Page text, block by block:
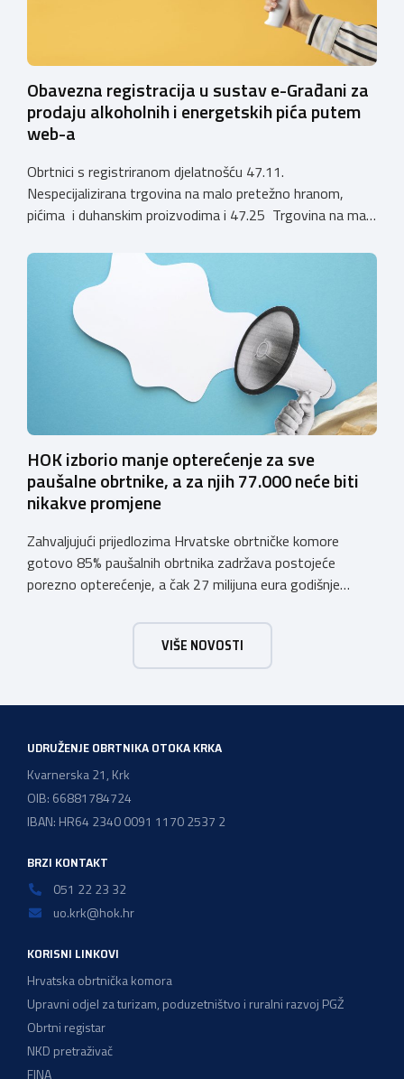
Obavezna registracija u sustav e-Građani za
prodaju alkoholnih i energetskih pića putem
web-a
Obrtnici s registriranom djelatnošću 47.11.
Nespecijalizirana trgovina na malo pretežno hranom,
pićima i duhanskim proizvodima i 47.25 Trgovina na malo
koja sadrže alkohol i energetska pića dužni su uskladiti
svoje poslovne procese i osigurati tehničko rješenje za
vjerodostojnu provjeru punoljetnosti kupca putem
sustava e-Građani ili putem mobilne […]
HOK izborio manje opterećenje za sve
paušalne obrtnike, a za njih 77.000 neće biti
nikakve promjene
Zahvaljujući prijedlozima Hrvatske obrtničke komore
gotovo 85% paušalnih obrtnika zadržava postojeće
porezno opterećenje, a čak 27 milijuna eura godišnje
komora pozdravlja odluku Vlade Republike Hrvatske da u
konačnom prijedlogu poreznih izmjena prihvati ključne
prijedloge HOK-a iznesene tijekom intenzivnog dijaloga s
VIŠE NOVOSTI
UDRUŽENJE OBRTNIKA OTOKA KRKA
Kvarnerska 21, Krk
OIB: 66881784724
IBAN: HR64 2340 0091 1170 2537 2
BRZI KONTAKT
051 22 23 32
uo.krk@hok.hr
KORISNI LINKOVI
Hrvatska obrtnička komora
Upravni odjel za turizam, poduzetništvo i ruralni razvoj PGŽ
Obrtni registar
NKD pretraživač
FINA